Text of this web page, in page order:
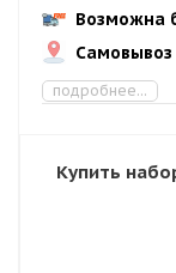
Возможна
Самовывоз
подробнее...
Купить